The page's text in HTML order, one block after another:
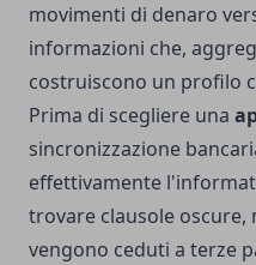
movimenti di denaro
informazioni che,
costruiscono un profilo
Prima di scegliere una
sincronizzazione
effettivamente
trovare clausole oscure,
vengono ceduti a terze